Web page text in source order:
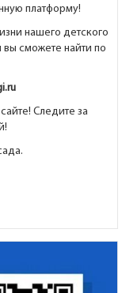
платформу!
нашего детского
вы сможете найти по
Следите за